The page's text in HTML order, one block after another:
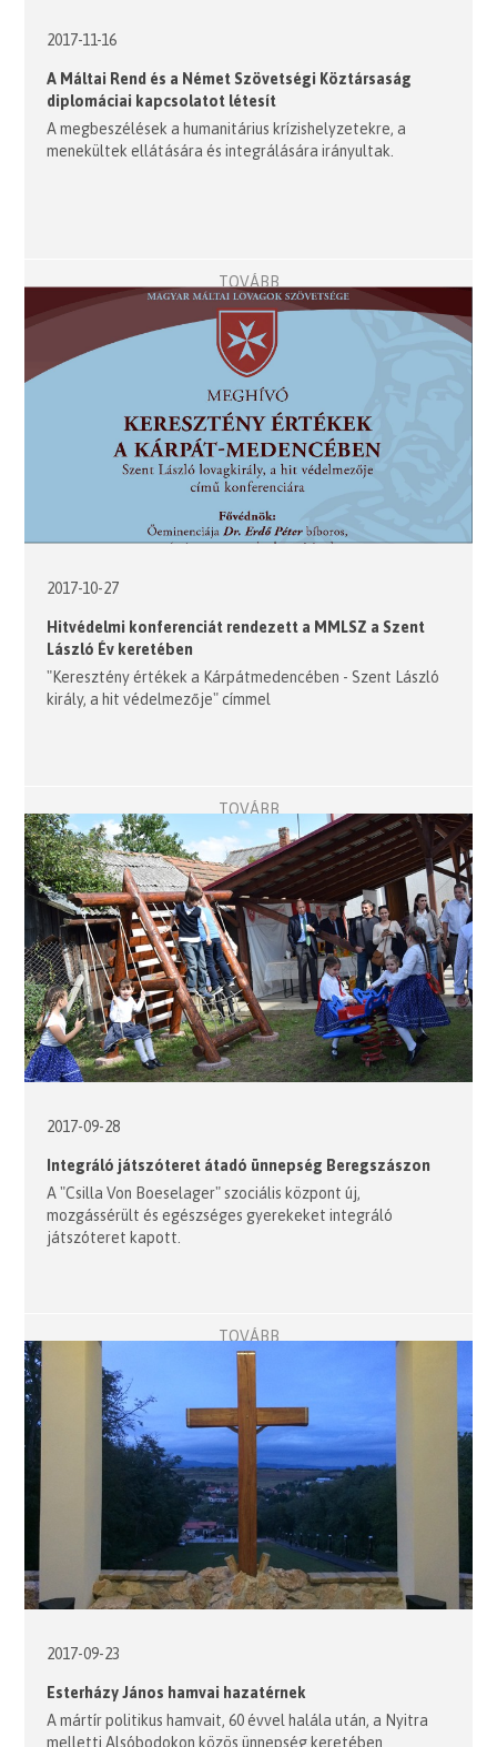
2017-11-16
A Máltai Rend és a Német Szövetségi Köztársaság
diplomáciai kapcsolatot létesít
A megbeszélések a humanitárius krízishelyzetekre, a
menekültek ellátására és integrálására irányultak.
TOVÁBB
2017-10-27
Hitvédelmi konferenciát rendezett a MMLSZ a Szent
László Év keretében
"Keresztény értékek a Kárpátmedencében - Szent László
király, a hit védelmezője" címmel
TOVÁBB
2017-09-28
Integráló játszóteret átadó ünnepség Beregszászon
A "Csilla Von Boeselager" szociális központ új,
mozgássérült és egészséges gyerekeket integráló
játszóteret kapott.
TOVÁBB
2017-09-23
Esterházy János hamvai hazatérnek
A mártír politikus hamvait, 60 évvel halála után, a Nyitra
melletti Alsóbodokon közös ünnepség keretében